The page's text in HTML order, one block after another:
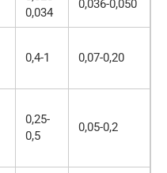
0,034
0,036-0,050
0,4-1 0,07-0,20
0,25-
0,5
0,05-0,2